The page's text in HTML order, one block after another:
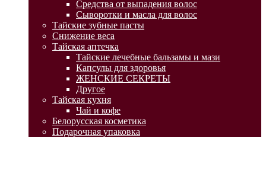
Средства от выпадения волос
Сыворотки и масла для волос
Тайские зубные пасты
Снижение веса
Тайская аптечка
Тайские лечебные бальзамы и мази
Капсулы для здоровья
ЖЕНСКИЕ СЕКРЕТЫ
Другое
Тайская кухня
Чай и кофе
Белорусская косметика
Подарочная упаковка